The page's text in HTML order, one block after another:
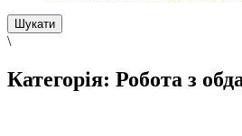
\
Категорія: Робота з